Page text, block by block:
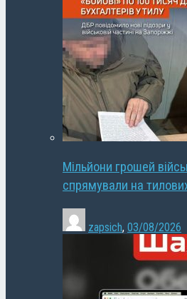
Мільйони грошей
спрямували на
zapsich, 03/08/2026